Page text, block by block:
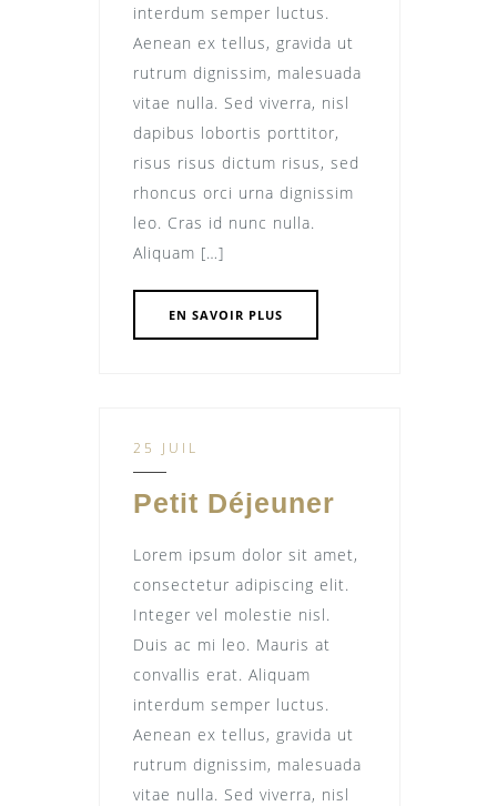
interdum semper luctus.
Aenean ex tellus, gravida ut
rutrum dignissim, malesuada
vitae nulla. Sed viverra, nisl
dapibus lobortis porttitor,
risus risus dictum risus, sed
rhoncus orci urna dignissim
leo. Cras id nunc nulla.
Aliquam […]
EN SAVOIR PLUS
25 JUIL
Petit Déjeuner
Lorem ipsum dolor sit amet,
consectetur adipiscing elit.
Integer vel molestie nisl.
Duis ac mi leo. Mauris at
convallis erat. Aliquam
interdum semper luctus.
Aenean ex tellus, gravida ut
rutrum dignissim, malesuada
vitae nulla. Sed viverra, nisl